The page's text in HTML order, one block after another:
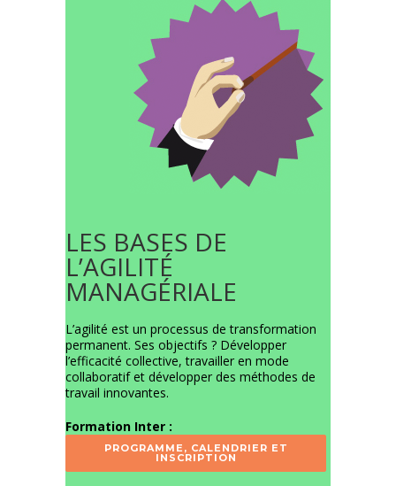
LES BASES DE
L’AGILITÉ
MANAGÉRIALE
L’agilité est un processus de transformation
permanent. Ses objectifs ? Développer
l’efficacité collective, travailler en mode
collaboratif et développer des méthodes de
travail innovantes.
Formation Inter :
PROGRAMME, CALENDRIER ET
INSCRIPTION